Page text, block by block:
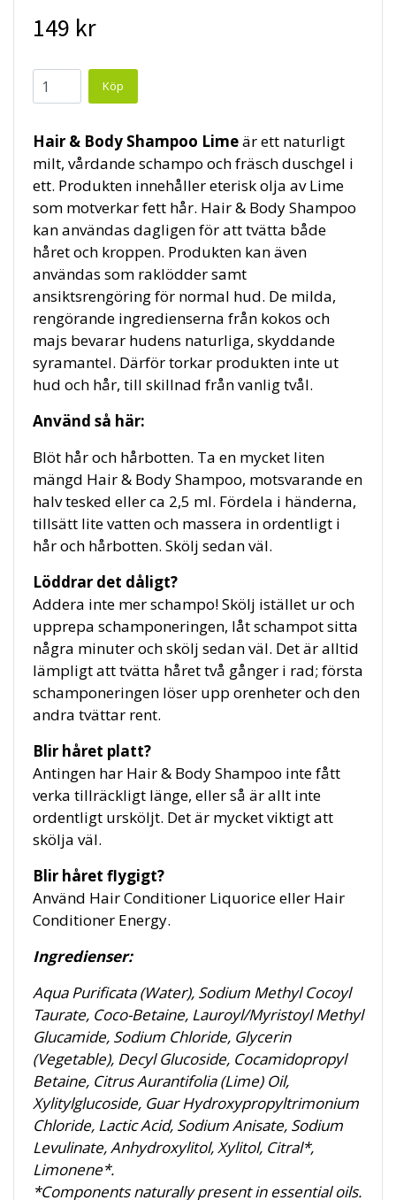
149 kr
Hair & Body Shampoo Limeär ett naturligt
milt, vårdande schampo och fräsch duschgel i
ett. Produkten innehåller eterisk olja av Lime
som motverkar fett hår. Hair & Body Shampoo
kan användas dagligen för att tvätta både
håret och kroppen. Produkten kan även
användas som raklödder samt
ansiktsrengöring för normal hud. De milda,
rengörande ingredienserna från kokos och
majs bevarar hudens naturliga, skyddande
syramantel. Därför torkar produkten inte ut
hud och hår, till skillnad från vanlig tvål.
Använd så här:
Blöt hår och hårbotten. Ta en mycket liten
mängd Hair & Body Shampoo, motsvarande en
halv tesked eller ca 2,5 ml. Fördela i händerna,
tillsätt lite vatten och massera in ordentligt i
hår och hårbotten. Skölj sedan väl.
Löddrar det dåligt?
Addera inte mer schampo! Skölj istället ur och
upprepa schamponeringen, låt schampot sitta
några minuter och skölj sedan väl. Det är alltid
lämpligt att tvätta håret två gånger i rad; första
schamponeringen löser upp orenheter och den
andra tvättar rent.
Blir håret platt?
Antingen har Hair & Body Shampoo inte fått
verka tillräckligt länge, eller så är allt inte
ordentligt ursköljt. Det är mycket viktigt att
skölja väl.
Blir håret flygigt?
Använd Hair Conditioner Liquorice eller Hair
Conditioner Energy.
Ingredienser:
Aqua Purificata (Water), Sodium Methyl Cocoyl
Taurate, Coco-Betaine, Lauroyl/Myristoyl Methyl
Glucamide, Sodium Chloride, Glycerin
(Vegetable), Decyl Glucoside, Cocamidopropyl
Betaine, Citrus Aurantifolia (Lime) Oil,
Xylitylglucoside, Guar Hydroxypropyltrimonium
Chloride, Lactic Acid, Sodium Anisate, Sodium
Levulinate, Anhydroxylitol, Xylitol, Citral*,
Limonene*.
*Components naturally present in essential oils.